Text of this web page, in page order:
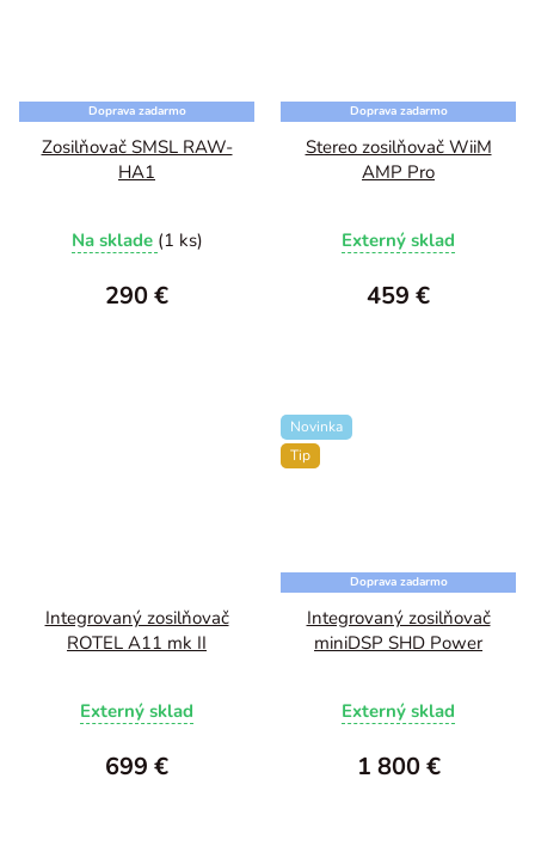
Doprava zadarmo
Zosilňovač SMSL RAW-
HA1
Na sklade (1 ks)
290 €
Doprava zadarmo
Stereo zosilňovač WiiM
AMP Pro
Externý sklad
459 €
Integrovaný zosilňovač
ROTEL A11 mk II
Externý sklad
699 €
Novinka
Tip
Doprava zadarmo
Integrovaný zosilňovač
miniDSP SHD Power
Externý sklad
1 800 €